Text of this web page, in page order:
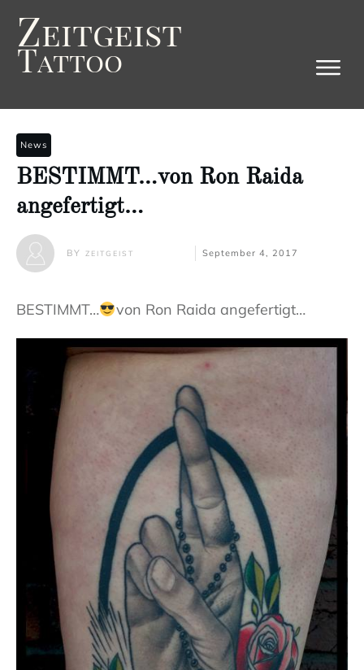
Zeitgeist
Tattoo
News
BESTIMMT…von Ron Raida
angefertigt…
BYZEITGEIST September 4, 2017
BESTIMMT… von Ron Raida angefertigt…